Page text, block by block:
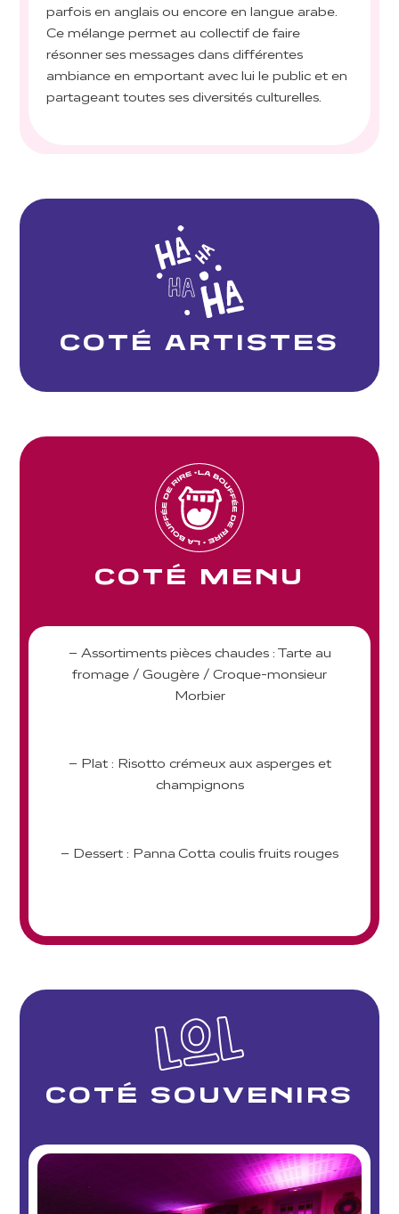
parfois en anglais ou encore en langue arabe.
Ce mélange permet au collectif de faire
résonner ses messages dans différentes
ambiance en emportant avec lui le public et en
partageant toutes ses diversités culturelles.
COTÉ ARTISTES
COTÉ MENU
– Assortiments pièces chaudes : Tarte au
fromage / Gougère / Croque-monsieur
Morbier
– Plat : Risotto crémeux aux asperges et
champignons
– Dessert : Panna Cotta coulis fruits rouges
COTÉ SOUVENIRS